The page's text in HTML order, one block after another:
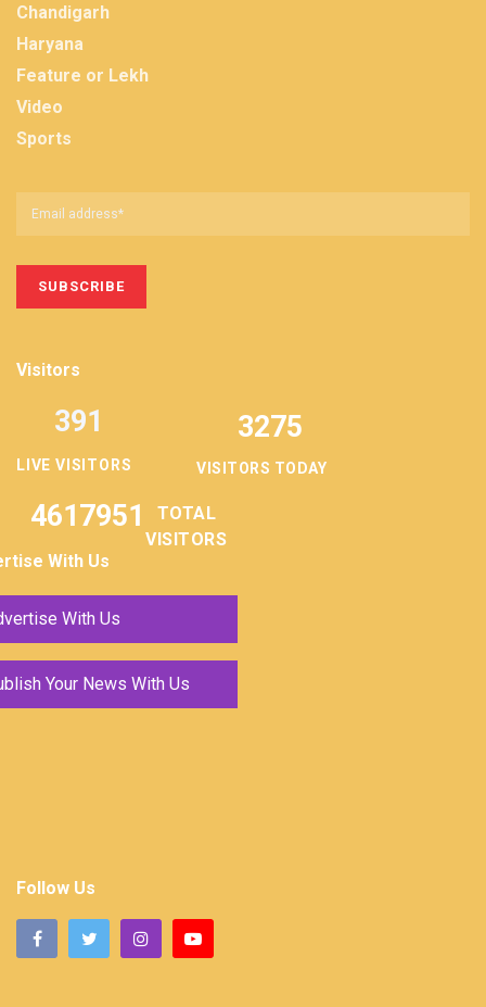
Chandigarh
Haryana
Feature or Lekh
Video
Sports
Visitors
LIVE VISITORS
391 3275
VISITORS TODAY
4617951
TOTAL
VISITORS
With Us
With Us
Your News With Us
Follow Us